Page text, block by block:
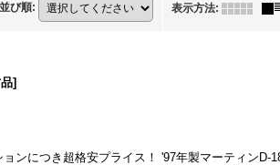
並び順: 表示方法:
]
ンにつき超格安プライス！ '97年製マーティンD-